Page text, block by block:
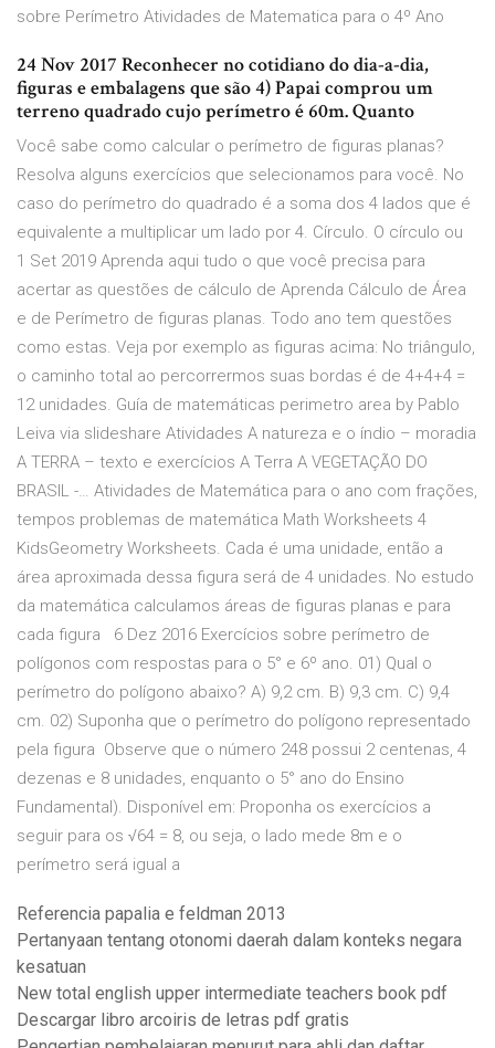
sobre Perímetro Atividades de Matematica para o 4º Ano
24 Nov 2017 Reconhecer no cotidiano do dia-a-dia,
figuras e embalagens que são 4) Papai comprou um
terreno quadrado cujo perímetro é 60m. Quanto
Você sabe como calcular o perímetro de figuras planas?
Resolva alguns exercícios que selecionamos para você. No
caso do perímetro do quadrado é a soma dos 4 lados que é
equivalente a multiplicar um lado por 4. Círculo. O círculo ou
1 Set 2019 Aprenda aqui tudo o que você precisa para
acertar as questões de cálculo de Aprenda Cálculo de Área
e de Perímetro de figuras planas. Todo ano tem questões
como estas. Veja por exemplo as figuras acima: No triângulo,
o caminho total ao percorrermos suas bordas é de 4+4+4 =
12 unidades. Guía de matemáticas perimetro area by Pablo
Leiva via slideshare Atividades A natureza e o índio – moradia
A TERRA – texto e exercícios A Terra A VEGETAÇÃO DO
BRASIL -… Atividades de Matemática para o ano com frações,
tempos problemas de matemática Math Worksheets 4
KidsGeometry Worksheets. Cada é uma unidade, então a
área aproximada dessa figura será de 4 unidades. No estudo
da matemática calculamos áreas de figuras planas e para
cada figura 6 Dez 2016 Exercícios sobre perímetro de
polígonos com respostas para o 5° e 6º ano. 01) Qual o
perímetro do polígono abaixo? A) 9,2 cm. B) 9,3 cm. C) 9,4
cm. 02) Suponha que o perímetro do polígono representado
pela figura Observe que o número 248 possui 2 centenas, 4
dezenas e 8 unidades, enquanto o 5° ano do Ensino
Fundamental). Disponível em: Proponha os exercícios a
seguir para os √64 = 8, ou seja, o lado mede 8m e o
perímetro será igual a
Referencia papalia e feldman 2013
Pertanyaan tentang otonomi daerah dalam konteks negara
kesatuan
New total english upper intermediate teachers book pdf
Descargar libro arcoiris de letras pdf gratis